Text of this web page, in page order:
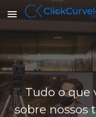
Skip to main content
Tudo o que
sobre nossos